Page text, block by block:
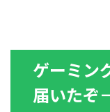
ゲーミン
届いたぞ